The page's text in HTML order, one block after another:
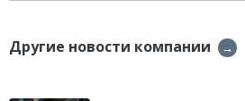
Другие новости компании →